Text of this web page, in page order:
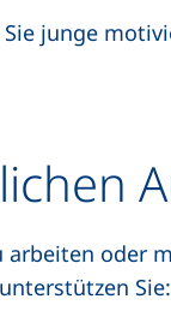
junge
oder
Sie: